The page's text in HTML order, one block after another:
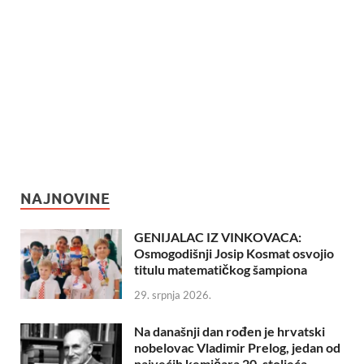
NAJNOVINE
GENIJALAC IZ VINKOVACA:
Osmogodišnji Josip Kosmat osvojio
titulu matematičkog šampiona
29. srpnja 2026.
Na današnji dan rođen je hrvatski
nobelovac Vladimir Prelog, jedan od